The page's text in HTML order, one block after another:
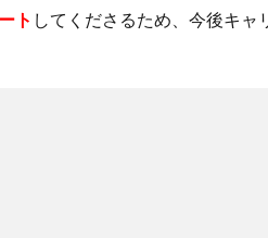
ト してくださるため、今後キャ